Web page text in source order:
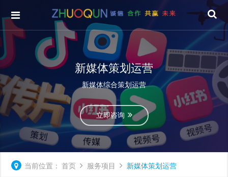
新媒体策划运营
新媒体综合策划运营
立即咨询
当前位置： 首页 服务项目 新媒体策划运营